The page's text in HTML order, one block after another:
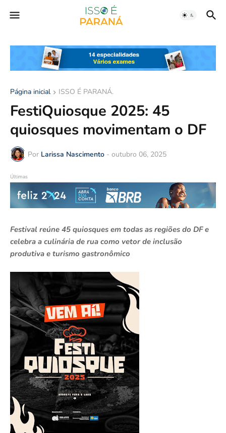
Página inicial ISSO É PARANÁ.
FestiQuiosque 2025: 45
quiosques movimentam o DF
Por Larissa Nascimento - outubro 06, 2025
Últimas
Festival reúne 45 quiosques em todas as regiões do DF e
celebra a culinária de rua como vetor de inclusão
produtiva e turismo gastronômico